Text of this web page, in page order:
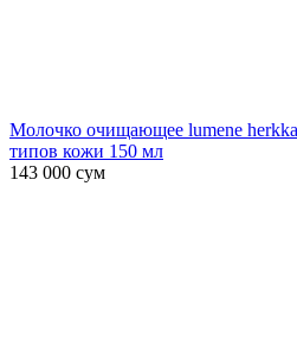
Молочко очищающее lumene
типов кожи 150 мл
143 000 сум